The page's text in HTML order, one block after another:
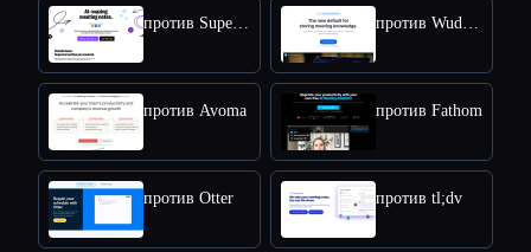
против Avoma против Fathom
против Otter против tl;dv